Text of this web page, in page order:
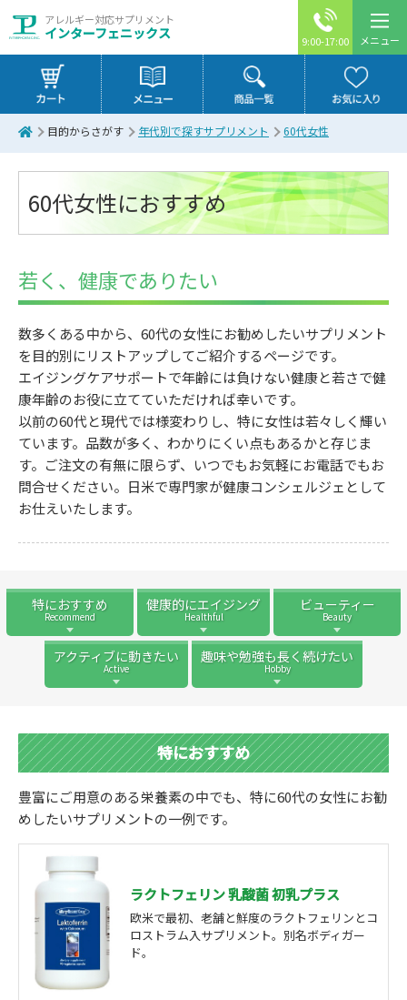
アレルギー対応サプリメント
インターフェニックス 9:00-17:00 メニュー
目的からさがす 年代別で探すサプリメント 60代女性
60代女性におすすめ
若く、健康でありたい
数多くある中から、60代の女性にお勧めしたいサプリメント
を目的別にリストアップしてご紹介するページです。
エイジングケアサポートで年齢には負けない健康と若さで健
康年齢のお役に立てていただければ幸いです。
以前の60代と現代では様変わりし、特に女性は若々しく輝い
ています。品数が多く、わかりにくい点もあるかと存じま
す。ご注文の有無に限らず、いつでもお気軽にお電話でもお
問合せください。日米で専門家が健康コンシェルジェとして
お仕えいたします。
特におすすめ
Recommend
健康的にエイジング
Healthful
ビューティー
Beauty
アクティブに動きたい
Active
趣味や勉強も長く続けたい
Hobby
特におすすめ
豊富にご用意のある栄養素の中でも、特に60代の女性にお勧
めしたいサプリメントの一例です。
ラクトフェリン 乳酸菌 初乳プラス
欧米で最初、老舗と鮮度のラクトフェリンとコ
ロストラム入サプリメント。別名ボディガー
ド。